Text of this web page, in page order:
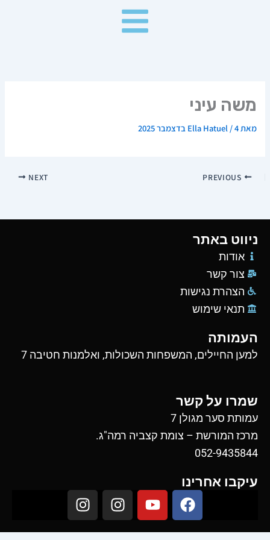
משה עיני
מאת Ella Hatuel /4 בדצמבר 2025
NEXT
ניווט באתר
אודות
צור קשר
הצהרת נגישות
תנאי שימוש
העמותה
למען החיילים, המשפחות השכולות, ואלמנות חטיבה 7
שמרו על קשר
עמותת סער מגולן 7
מרכז המורשת – צומת קצביה רמה"ג.
052-9435844
עיקבו אחרינו
F
a
c
Y
o
u
I
n
s
I
n
s